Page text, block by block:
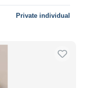
Private individual